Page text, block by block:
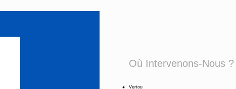
Où Intervenons-Nous ?
Vertou